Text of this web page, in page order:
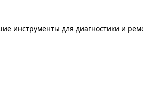
инструменты для диагностики и